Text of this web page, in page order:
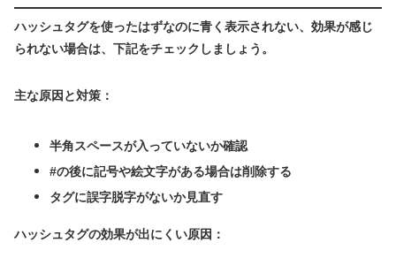
ハッシュタグを使ったはずなのに青く表示されない、効果が感じ
られない場合は、下記をチェックしましょう。
主な原因と対策：
半角スペースが入っていないか確認
#の後に記号や絵文字がある場合は削除する
タグに誤字脱字がないか見直す
ハッシュタグの効果が出にくい原因：